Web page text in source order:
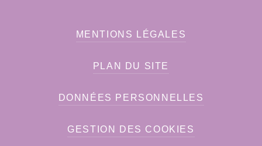
MENTIONS LÉGALES
PLAN DU SITE
DONNÉES PERSONNELLES
GESTION DES COOKIES